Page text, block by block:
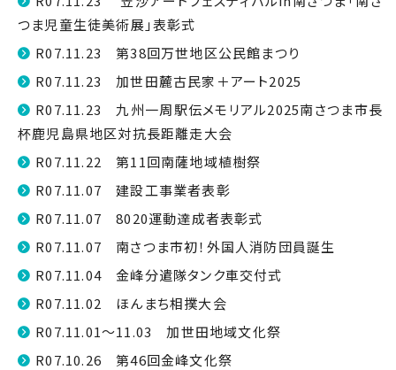
つま児童生徒美術展」表彰式
R07.11.23 第38回万世地区公民館まつり
R07.11.23 加世田麓古民家＋アート2025
R07.11.23 九州一周駅伝メモリアル2025南さつま市長
杯鹿児島県地区対抗長距離走大会
R07.11.22 第11回南薩地域植樹祭
R07.11.07 建設工事業者表彰
R07.11.07 8020運動達成者表彰式
R07.11.07 南さつま市初！外国人消防団員誕生
R07.11.04 金峰分遣隊タンク車交付式
R07.11.02 ほんまち相撲大会
R07.11.01～11.03 加世田地域文化祭
R07.10.26 第46回金峰文化祭